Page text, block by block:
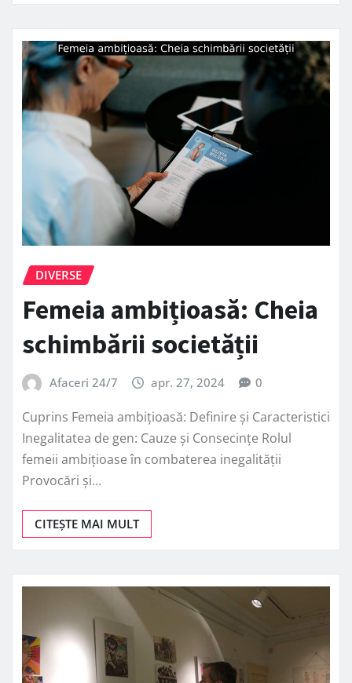
DIVERSE
Femeia ambițioasă: Cheia
schimbării societății
Afaceri 24/7 apr. 27, 2024 0
Cuprins Femeia ambițioasă: Definire și Caracteristici
Inegalitatea de gen: Cauze și Consecințe Rolul
femeii ambițioase în combaterea inegalității
Provocări și…
CITEȘTE MAI MULT